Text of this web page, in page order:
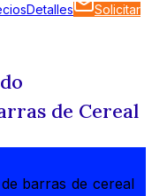
Detalles
Solicitar
de Cereal
barras de cereal